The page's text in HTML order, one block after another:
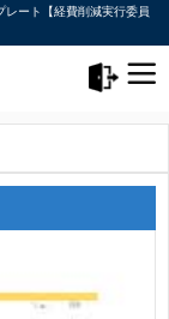
ート【経費削減実行委員